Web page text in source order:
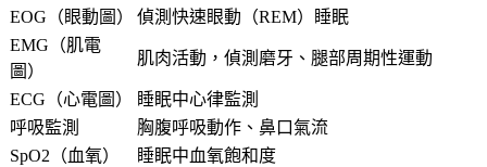
EOG（眼動圖）
偵測快速眼動（REM）睡眠
EMG（肌電
圖）
肌肉活動，偵測磨牙、腿部周期性運動
ECG（心電圖）
睡眠中心律監測
呼吸監測
胸腹呼吸動作、鼻口氣流
SpO2（血氧）
睡眠中血氧飽和度